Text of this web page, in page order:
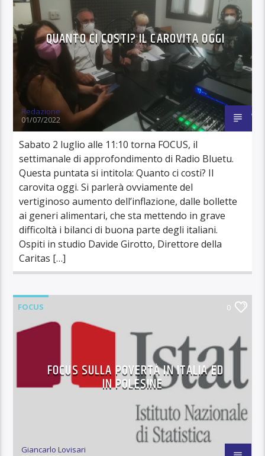
QUANTO CI COSTI? IL CAROVITA OGGI
Redazione
01/07/2022
Sabato 2 luglio alle 11:10 torna FOCUS, il
settimanale di approfondimento di Radio Bluetu.
Questa puntata si intitola: Quanto ci costi? Il
carovita oggi. Si parlerà ovviamente del
vertiginoso aumento dell’inflazione, dalle bollette
ai generi alimentari, che sta mettendo in grave
difficoltà i bilanci di buona parte degli italiani.
Ospiti in studio Davide Girotto, Direttore della
Caritas […]
FOCUS 0
FOCUS SULLA POVERTÀ IN ITALIA ED
IN POLESINE
Giancarlo Lovisari